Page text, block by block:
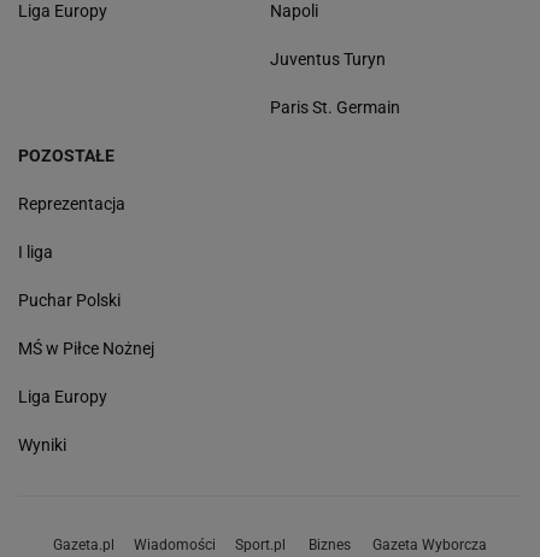
Liga Europy Napoli
Juventus Turyn
Paris St. Germain
POZOSTAŁE
Reprezentacja
I liga
Puchar Polski
MŚ w Piłce Nożnej
Liga Europy
Wyniki
Gazeta.pl Wiadomości Sport.pl Biznes Gazeta Wyborcza